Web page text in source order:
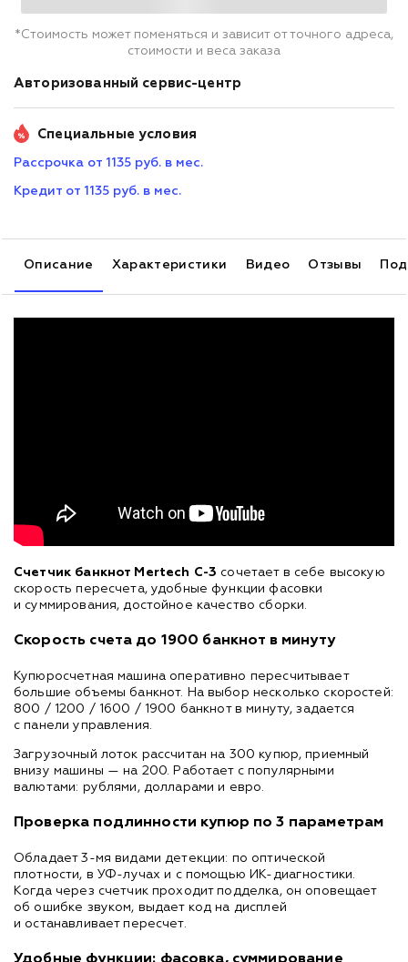
*Стоимость может поменяться и зависит от точного адреса,
стоимости и веса заказа
Авторизованный сервис-центр
Специальные условия
Рассрочка от 1135 руб. в мес.
Кредит от 1135 руб. в мес.
Описание Характеристики Видео Отзывы
Счетчик банкнот Mertech C-3 сочетает в себе высокую
скорость пересчета, удобные функции фасовки
и суммирования, достойное качество сборки.
Скорость счета до 1900 банкнот в минуту
Купюросчетная машина оперативно пересчитывает
большие объемы банкнот. На выбор несколько скоростей:
800 / 1200 / 1600 / 1900 банкнот в минуту, задается
с панели управления.
Загрузочный лоток рассчитан на 300 купюр, приемный
внизу машины — на 200. Работает с популярными
валютами: рублями, долларами и евро.
Проверка подлинности купюр по 3 параметрам
Обладает 3-мя видами детекции: по оптической
плотности, в УФ-лучах и с помощью ИК-диагностики.
Когда через счетчик проходит подделка, он оповещает
об ошибке звуком, выдает код на дисплей
и останавливает пересчет.